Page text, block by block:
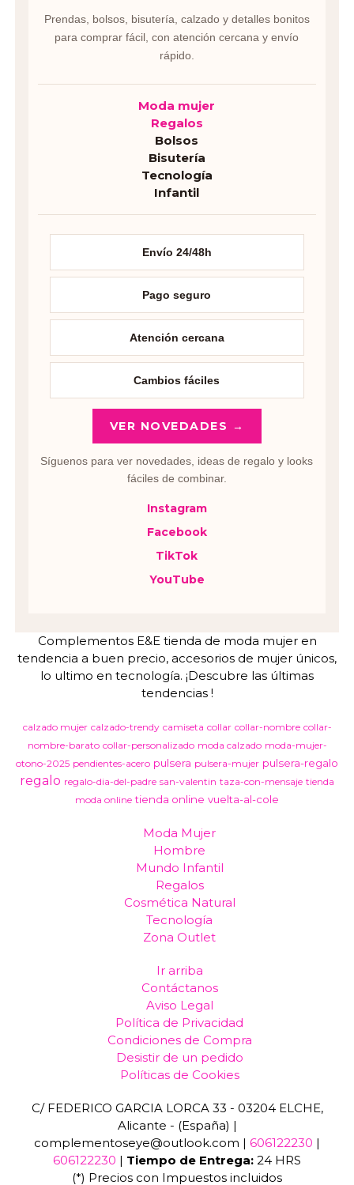
Prendas, bolsos, bisutería, calzado y detalles bonitos
para comprar fácil, con atención cercana y envío
rápido.
Moda mujer
Regalos
Bolsos
Bisutería
Tecnología
Infantil
Envío 24/48h
Pago seguro
Atención cercana
Cambios fáciles
VER NOVEDADES →
Síguenos para ver novedades, ideas de regalo y looks
fáciles de combinar.
Instagram
Facebook
TikTok
YouTube
Complementos E&E tienda de moda mujer en
tendencia a buen precio, accesorios de mujer únicos,
lo ultimo en tecnología. ¡Descubre las últimas
tendencias !
calzado mujer calzado-trendy camiseta collar collar-nombre collar-
nombre-barato collar-personalizado moda calzado moda-mujer-
otono-2025 pendientes-acero pulsera pulsera-mujer pulsera-regalo
regalo regalo-dia-del-padre san-valentin taza-con-mensaje tienda
moda online tienda online vuelta-al-cole
Moda Mujer
Hombre
Mundo Infantil
Regalos
Cosmética Natural
Tecnología
Zona Outlet
Ir arriba
Contáctanos
Aviso Legal
Política de Privacidad
Condiciones de Compra
Desistir de un pedido
Políticas de Cookies
C/ FEDERICO GARCIA LORCA 33 - 03204 ELCHE,
Alicante - (España) |
complementoseye@outlook.com | 606122230 |
606122230 | Tiempo de Entrega: 24 HRS
(*) Precios con Impuestos incluidos